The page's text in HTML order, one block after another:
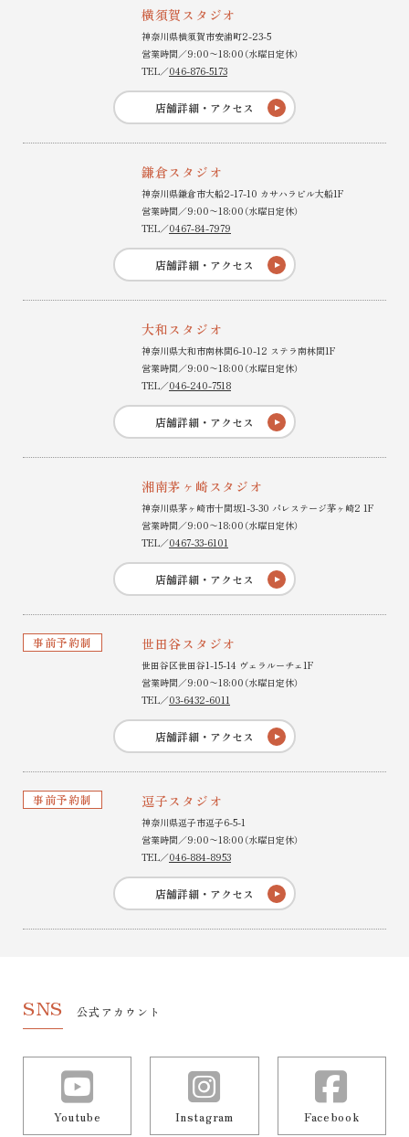
横須賀スタジオ
神奈川県横須賀市安浦町2-23-5
営業時間／9:00〜18:00（水曜日定休）
TEL／046-876-5173
店舗詳細・アクセス
鎌倉スタジオ
神奈川県鎌倉市大船2-17-10 カサハラビル大船1F
営業時間／9:00〜18:00（水曜日定休）
TEL／0467-84-7979
店舗詳細・アクセス
大和スタジオ
神奈川県大和市南林間6-10-12 ステラ南林間1F
営業時間／9:00〜18:00（水曜日定休）
TEL／046-240-7518
店舗詳細・アクセス
湘南茅ヶ崎スタジオ
神奈川県茅ヶ崎市十間坂1-3-30 パレステージ茅ヶ崎2 1F
営業時間／9:00〜18:00（水曜日定休）
TEL／0467-33-6101
店舗詳細・アクセス
事前予約制 世田谷スタジオ
世田谷区世田谷1-15-14 ヴェラルーチェ1F
営業時間／9:00〜18:00（水曜日定休）
TEL／03-6432-6011
店舗詳細・アクセス
事前予約制 逗子スタジオ
神奈川県逗子市逗子6-5-1
営業時間／9:00〜18:00（水曜日定休）
TEL／046-884-8953
店舗詳細・アクセス
SNS 公式アカウント
Youtube Instagram Facebook